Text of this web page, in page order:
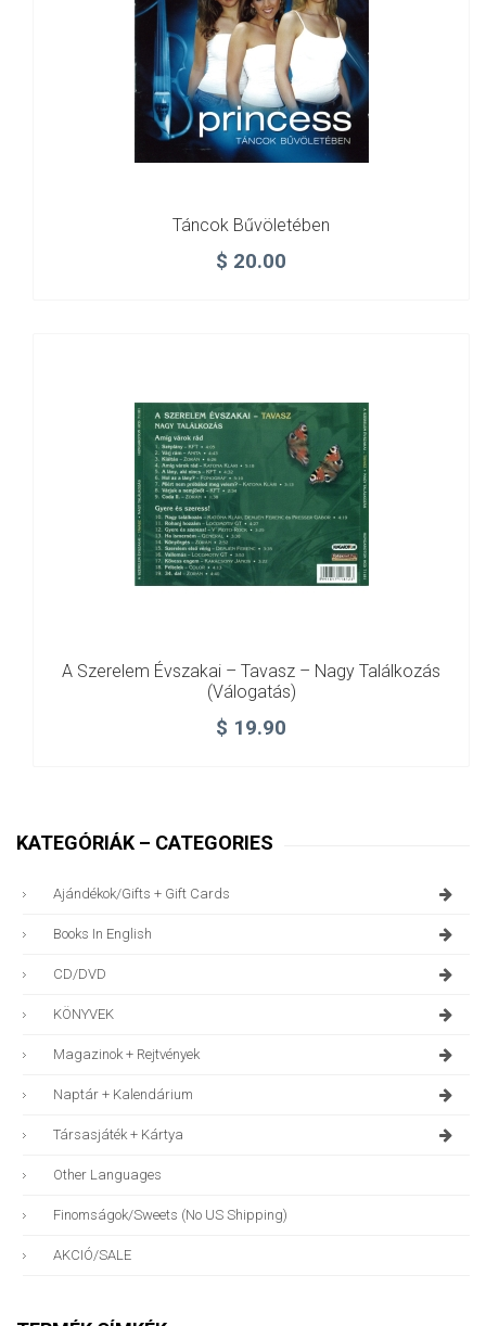
Táncok Bűvöletében
$ 20.00
A Szerelem Évszakai – Tavasz – Nagy Találkozás
(válogatás)
$ 19.90
KATEGÓRIÁK – CATEGORIES
Ajándékok/gifts + Gift Cards
Books In English
CD/DVD
KÖNYVEK
Magazinok + Rejtvények
Naptár + Kalendárium
Társasjáték + Kártya
Other Languages
Finomságok/sweets (no US Shipping)
AKCIÓ/SALE